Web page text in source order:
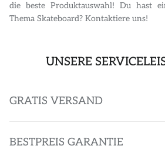
die beste Produktauswahl! Du hast
Thema Skateboard? Kontaktiere uns!
UNSERE
GRATIS VERSAND
BESTPREIS GARANTIE